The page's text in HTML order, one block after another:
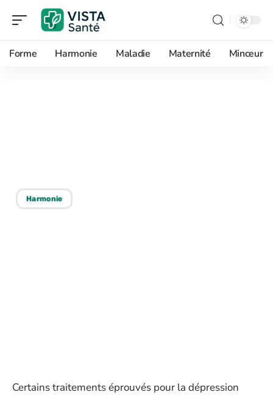
Forme Harmonie Maladie Maternité Minceur
Harmonie
Certains traitements éprouvés pour la dépression